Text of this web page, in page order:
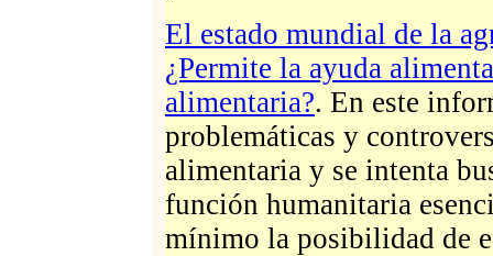
El estado mundial de la
¿Permite la ayuda
alimentaria?. En este
problemáticas y
alimentaria y se intenta
función humanitaria
mínimo la posibilidad de